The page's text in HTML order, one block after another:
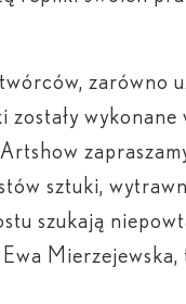
zarówno
zostały
sztuki,
szukają